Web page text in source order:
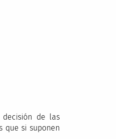
de las
que si suponen